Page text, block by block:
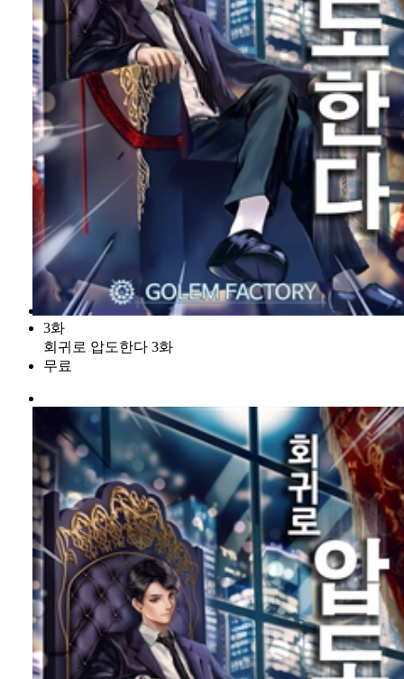
3화
회귀로 압도한다 3화
무료